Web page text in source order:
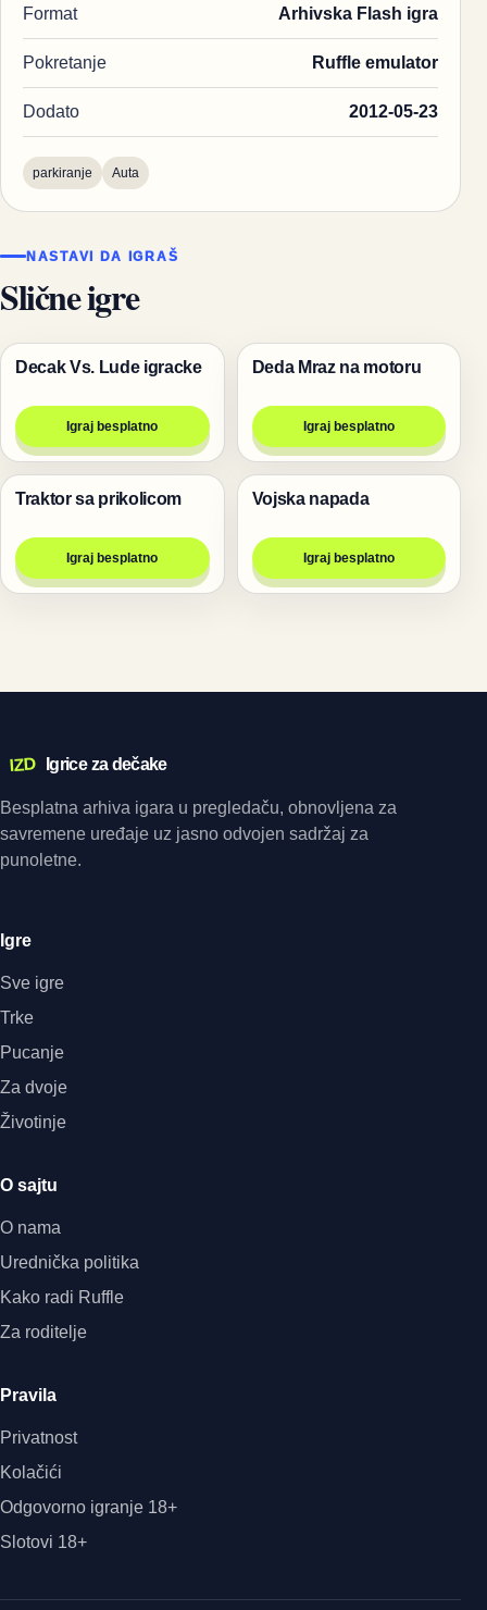
Format Arhivska Flash igra
Pokretanje Ruffle emulator
Dodato 2012-05-23
parkiranje Auta
NASTAVI DA IGRAŠ
Slične igre
Pucanje
Decak Vs. Lude igracke
Igraj besplatno
Trke
Deda Mraz na motoru
Igraj besplatno
Trke
Traktor sa prikolicom
Igraj besplatno
Igre
Vojska napada
Igraj besplatno
IZD Igrice za dečake
Besplatna arhiva igara u pregledaču, obnovljena za
savremene uređaje uz jasno odvojen sadržaj za
punoletne.
Igre
Sve igre
Trke
Pucanje
Za dvoje
Životinje
O sajtu
O nama
Urednička politika
Kako radi Ruffle
Za roditelje
Pravila
Privatnost
Kolačići
Odgovorno igranje 18+
Slotovi 18+